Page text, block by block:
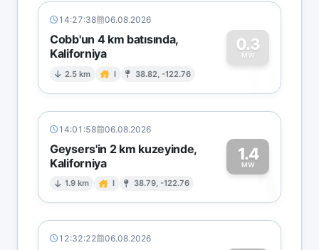
14:27:38 06.08.2026
Cobb'un 4 km batısında,
Kaliforniya
2.5 km I 38.82, -122.76
0.3
MW
0
14:01:58 06.08.2026
Geysers'in 2 km kuzeyinde,
Kaliforniya
1.9 km I 38.79, -122.76
1.4
MW1
12:32:22 06.08.2026